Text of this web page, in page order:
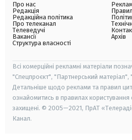
Про нас
Редакція
Редакційна політика
Про телеканал
Телеведучі
Вакансії
Структура власності
Архів
Всі комерційні рекламні матеріали
"Спецпроєкт", "Партнерський матеріал",
Детальніше щодо реклами та правил
ознайомитись в правилах користування
захищені. © 2005—2021, ПрАТ
Канал.